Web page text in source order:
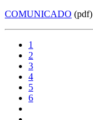
COMUNICADO (pdf)
1
2
3
4
5
6